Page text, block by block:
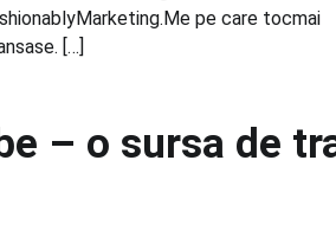
pe care tocmai
[…]
– o sursa de